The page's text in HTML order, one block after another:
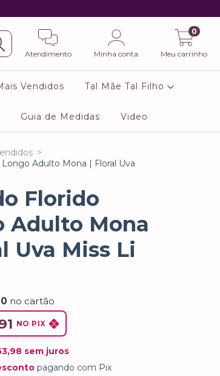
Atendimento Minha conta Meu carrinho
0
Vendidos Tal Mãe Tal Filho
Guia de Medidas Video
>
Adulto Mona | Floral Uva
Florido
Adulto Mona
Uva Miss Li
no cartão
NO PIX
sem juros
pagando com Pix